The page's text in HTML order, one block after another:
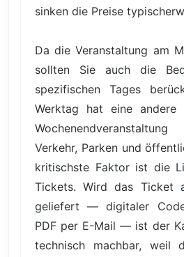
sinken die Preise
Da die Veranstaltung am
sollten Sie auch die
spezifischen Tages
Werktag hat eine
Verkehr, Parken und
kritischste Faktor ist die
Tickets. Wird das Ticket
geliefert — digitaler
PDF per E-Mail — ist der
technisch machbar, weil